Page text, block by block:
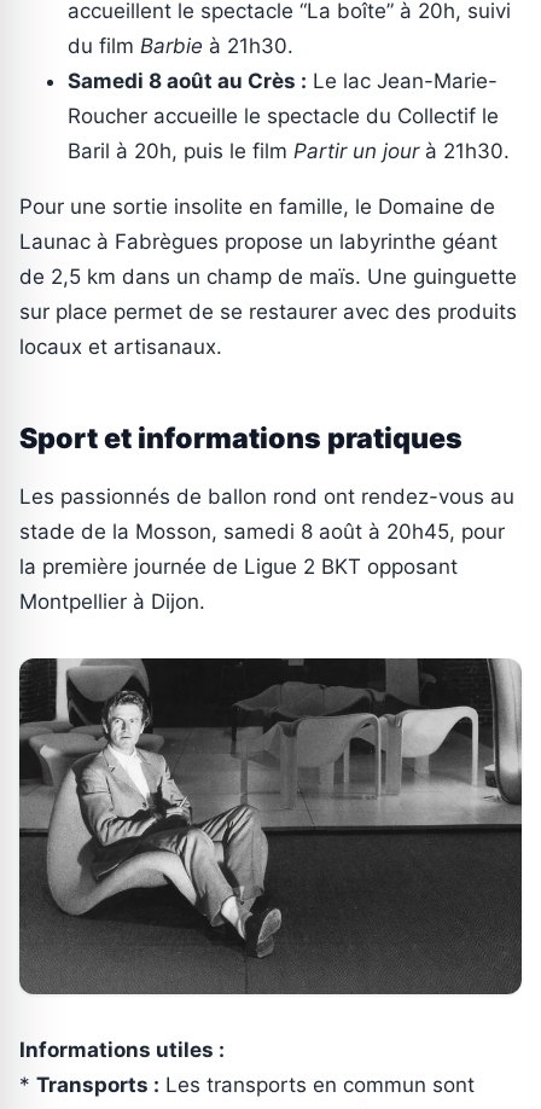
accueillent le spectacle “La boîte” à 20h, suivi
du film Barbie à 21h30.
Samedi 8 août au Crès : Le lac Jean-Marie-
Roucher accueille le spectacle du Collectif le
Baril à 20h, puis le film Partir un jourà 21h30.
Pour une sortie insolite en famille, le Domaine de
Launac à Fabrègues propose un labyrinthe géant
de 2,5 km dans un champ de maïs. Une guinguette
sur place permet de se restaurer avec des produits
locaux et artisanaux.
Sport et informations pratiques
Les passionnés de ballon rond ont rendez-vous au
stade de la Mosson, samedi 8 août à 20h45, pour
la première journée de Ligue 2 BKT opposant
Montpellier à Dijon.
Informations utiles :
* Transports : Les transports en commun sont